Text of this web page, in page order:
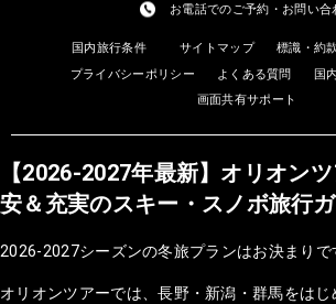
お電話でのご予約・お問い合
国内旅行条件 サイトマップ 標識・約款
プライバシーポリシー
よくある質問
国
画面共有サポート
【2026-2027年最新】オリオン
安＆充実のスキー・スノボ旅行
2026-2027シーズンの冬旅プランはお決まりで
オリオンツアーでは、長野・新潟・群馬をは